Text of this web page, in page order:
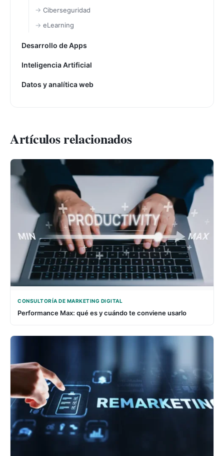
Ciberseguridad
eLearning
Desarrollo de Apps
Inteligencia Artificial
Datos y analítica web
Artículos relacionados
CONSULTORÍA DE MARKETING DIGITAL
Performance Max: qué es y cuándo te conviene usarlo